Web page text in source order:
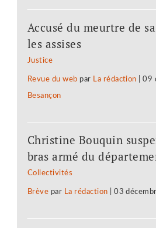
Accusé du meurtre de
les assises
Justice
Revue du web par La rédaction |09
Besançon
Christine Bouquin
bras armé du
Collectivités
Brève par La rédaction |03